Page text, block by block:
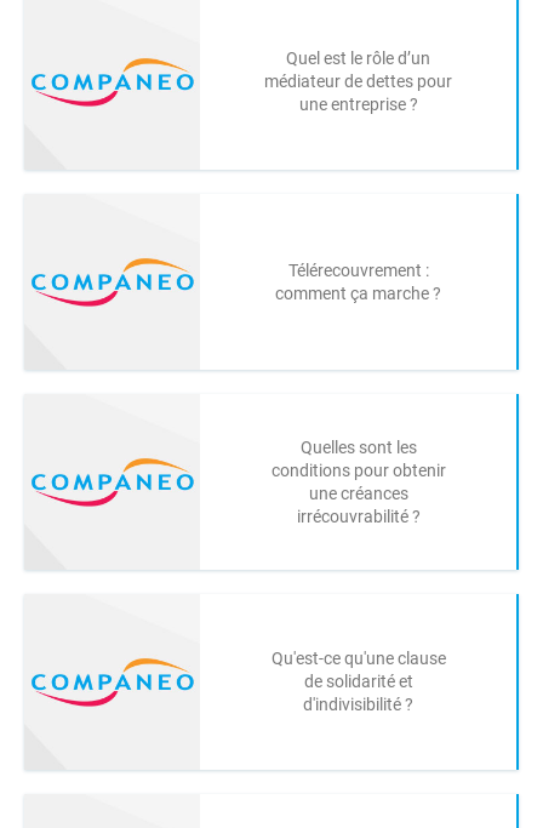
Quel est le rôle d’un
médiateur de dettes pour
une entreprise ?
Télérecouvrement :
comment ça marche ?
Quelles sont les
conditions pour obtenir
une créances
irrécouvrabilité ?
Qu'est-ce qu'une clause
de solidarité et
d'indivisibilité ?